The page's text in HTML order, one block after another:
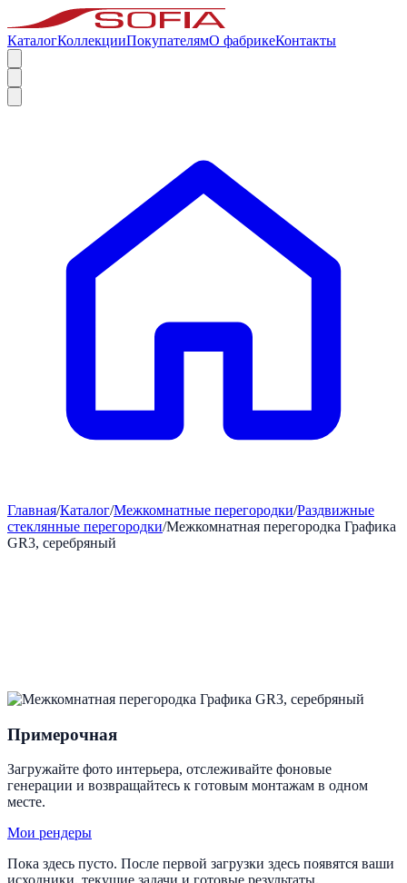
КаталогКоллекцииПокупателямО фабрикеКонтакты
Главная/Каталог/Межкомнатные перегородки/Раздвижные
стеклянные перегородки/Межкомнатная перегородка Графика
GR3, серебряный
Примерочная
Загружайте фото интерьера, отслеживайте фоновые
генерации и возвращайтесь к готовым монтажам в одном
месте.
Мои рендеры
Пока здесь пусто. После первой загрузки здесь появятся ваши